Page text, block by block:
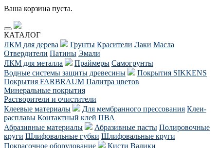
Ваша корзина пуста.
КАТАЛОГ
ЛКМ для дерева
Грунты Красители Лаки Масла
Отвердители Патины Эмали
ЛКМ для металла
Праймеры Самогрунты
Водные системы защиты древесины
Покрытия SIKKENS
Покрытия FARBRAUM Палитра цветов
Минеральные покрытия
Растворители и очистители
Клеевые материалы
Для мембранного прессования Клеи-
расплавы Контактный клей ПВА
Абразивные материалы
Абразивные пасты Полировочные
круги Шлифовальные губки Шлифовальные круги
Покрасочное оборудование
Кисти Валики